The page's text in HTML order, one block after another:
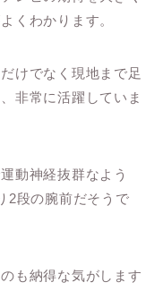
くわかります。
けでなく現地まで足
非常に活躍していま
動神経抜群なよう
2段の腕前だそうで
も納得な気がします